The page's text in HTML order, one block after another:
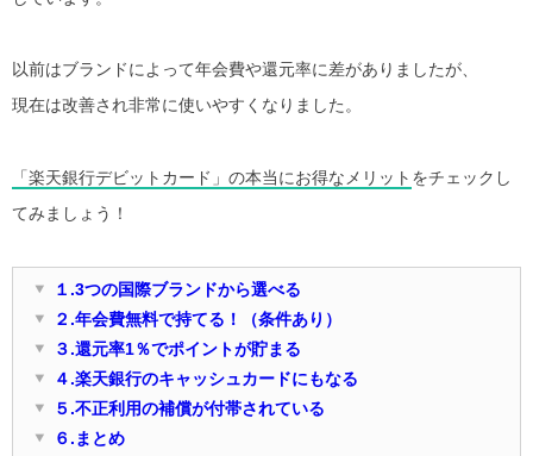
以前はブランドによって年会費や還元率に差がありましたが、
現在は改善され非常に使いやすくなりました。
「楽天銀行デビットカード」の本当にお得なメリット をチェックし
てみましょう！
１.3つの国際ブランドから選べる
２.年会費無料で持てる！（条件あり）
３.還元率1％でポイントが貯まる
４.楽天銀行のキャッシュカードにもなる
５.不正利用の補償が付帯されている
６.まとめ